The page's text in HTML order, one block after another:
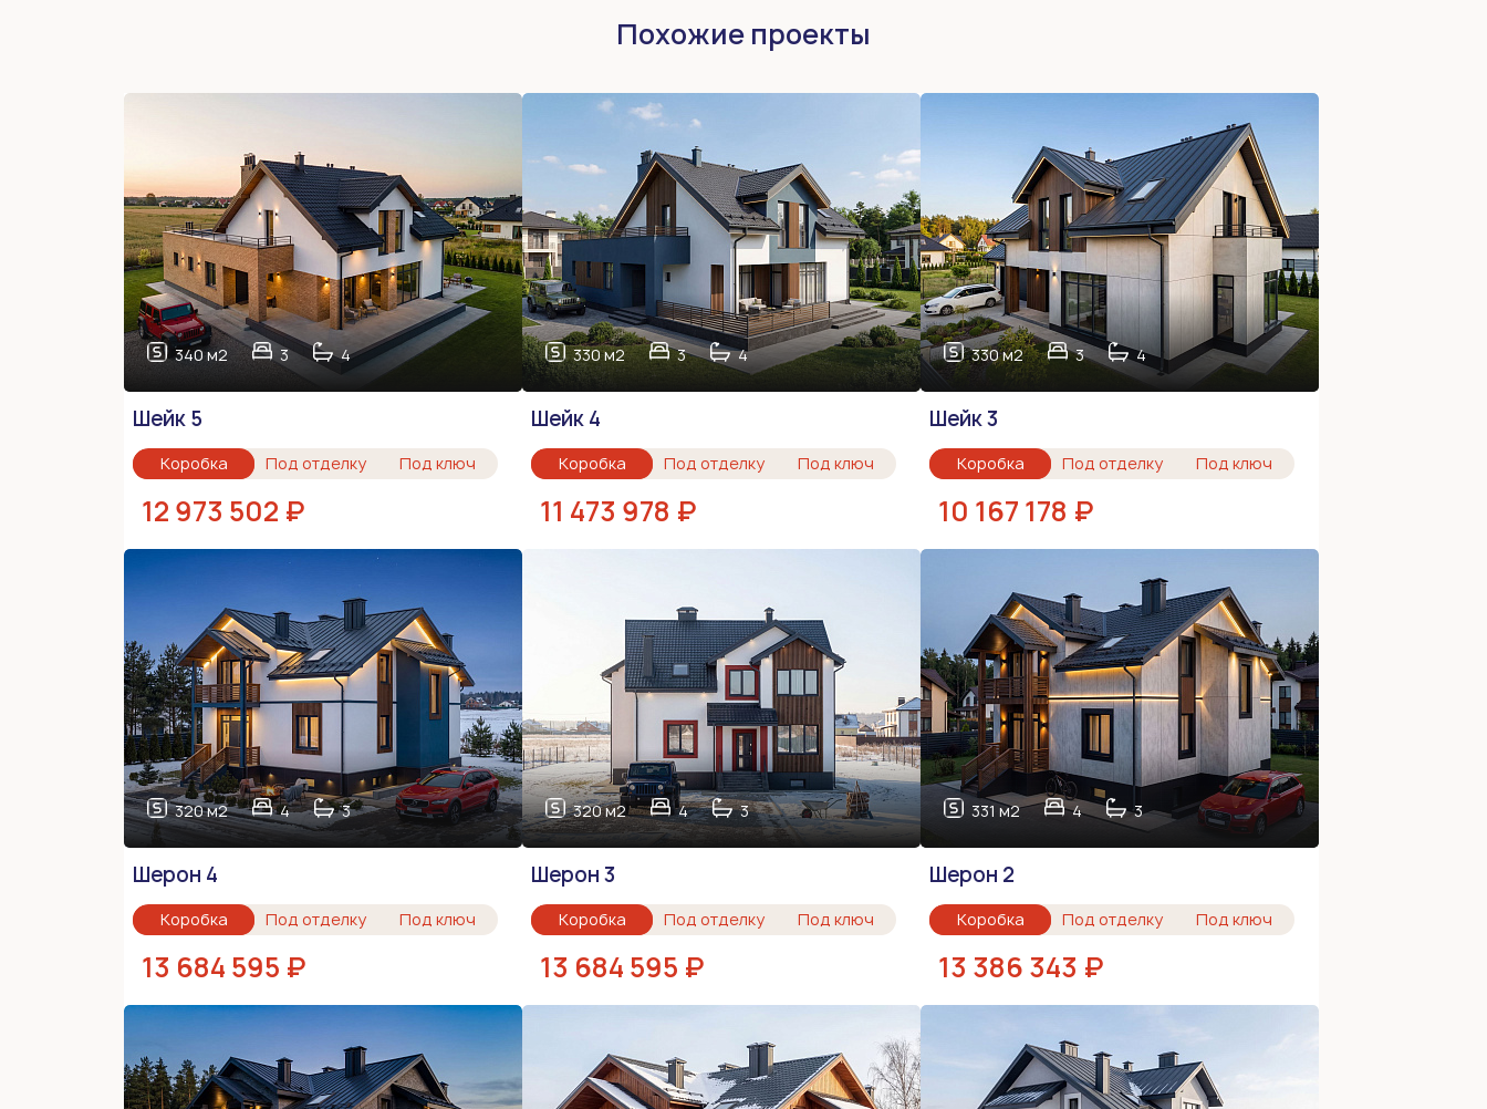
Похожие проекты
340 м2 3 4
Шейк 5
Коробка Под отделку Под ключ
12 973 502 ₽
330 м2 3 4
Шейк 4
Коробка Под отделку Под ключ
11 473 978 ₽
330 м2 3 4
Шейк 3
Коробка Под отделку Под ключ
10 167 178 ₽
320 м2 4 3
Шерон 4
Коробка Под отделку Под ключ
13 684 595 ₽
320 м2 4 3
Шерон 3
Коробка Под отделку Под ключ
13 684 595 ₽
331 м2 4 3
Шерон 2
Коробка Под отделку Под ключ
13 386 343 ₽